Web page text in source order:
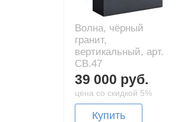
Волна, чёрный
гранит,
вертикальный, арт.
CB.47
39 000 руб.
цена со скидкой 5%
Купить